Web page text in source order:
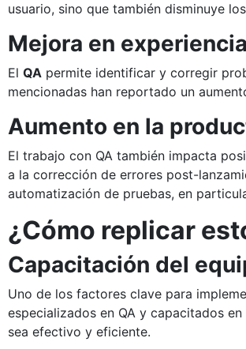
usuario, sino que también disminuye
Mejora en
El QA permite identificar y corregir
mencionadas han reportado un
Aumento en la
El trabajo con QA también impacta
a la corrección de errores post-
automatización de pruebas, en
¿Cómo replicar
Capacitación del
Uno de los factores clave para
especializados en QA y capacitados
sea efectivo y eficiente.